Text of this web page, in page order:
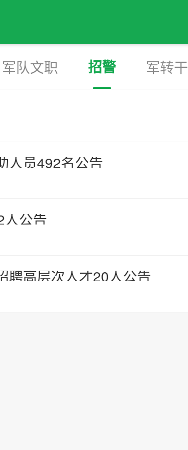
军队文职 招警 军转干
人员492名公告
公告
聘高层次人才20人公告